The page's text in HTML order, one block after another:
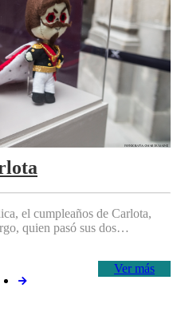
el cumpleaños de Carlota,
quien pasó sus dos…
Ver más